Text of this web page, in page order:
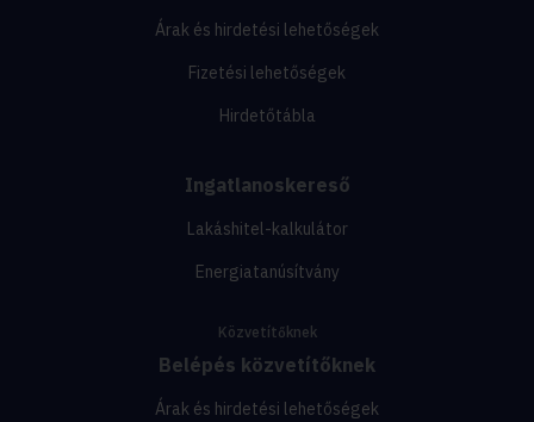
Árak és hirdetési lehetőségek
Fizetési lehetőségek
Hirdetőtábla
Ingatlanoskereső
Lakáshitel-kalkulátor
Energiatanúsítvány
Közvetítőknek
Belépés közvetítőknek
Árak és hirdetési lehetőségek